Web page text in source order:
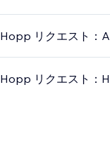
Hopp リクエスト：
Hopp リクエスト：